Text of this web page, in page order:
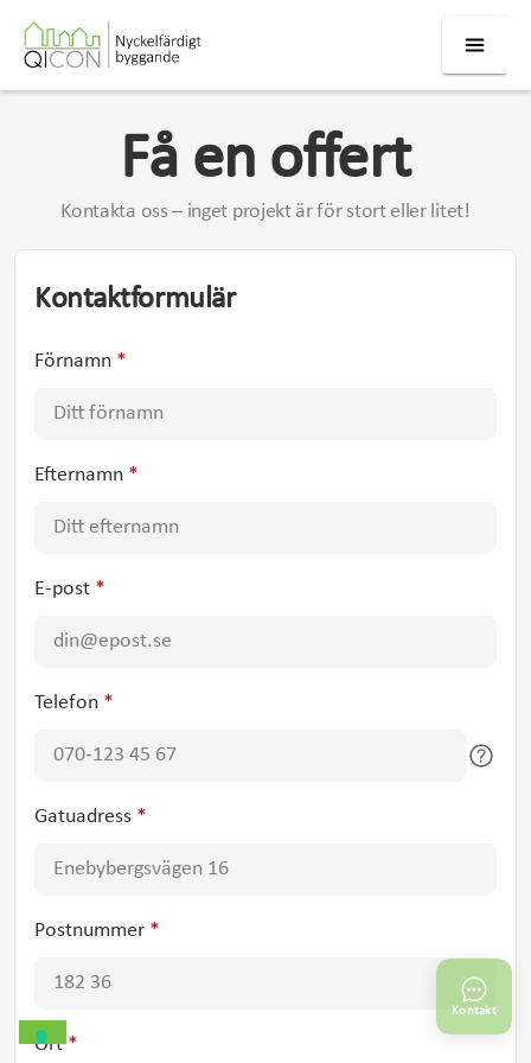
Få en offert
Kontakta oss – inget projekt är för stort eller litet!
Kontaktformulär
Förnamn *
Efternamn *
E-post *
Telefon *
Gatuadress *
Postnummer *
Ort*
Kontakt